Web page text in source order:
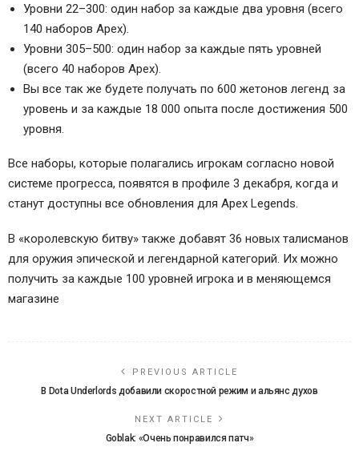
Уровни 22–300: один набор за каждые два уровня (всего
140 наборов Apex).
Уровни 305–500: один набор за каждые пять уровней
(всего 40 наборов Apex).
Вы все так же будете получать по 600 жетонов легенд за
уровень и за каждые 18 000 опыта после достижения 500
уровня.
Все наборы, которые полагались игрокам согласно новой
системе прогресса, появятся в профиле 3 декабря, когда и
станут доступны все обновления для Apex Legends.
В «королевскую битву» также добавят 36 новых талисманов
для оружия эпической и легендарной категорий. Их можно
получить за каждые 100 уровней игрока и в меняющемся
магазине
PREVIOUS ARTICLE
В Dota Underlords добавили скоростной режим и альянс духов
NEXT ARTICLE
Goblak: «Очень понравился патч»